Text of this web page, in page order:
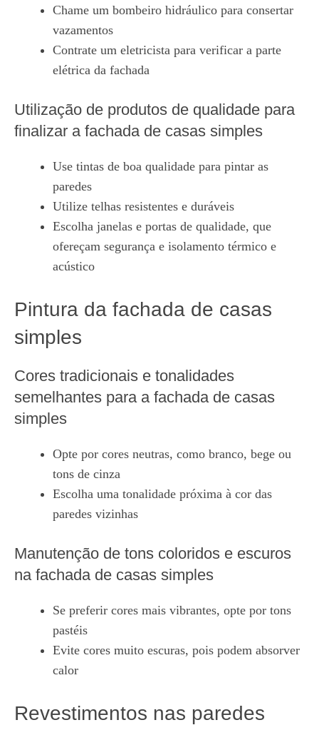
Chame um bombeiro hidráulico para consertar
vazamentos
Contrate um eletricista para verificar a parte
elétrica da fachada
Utilização de produtos de qualidade para
finalizar a fachada de casas simples
Use tintas de boa qualidade para pintar as
paredes
Utilize telhas resistentes e duráveis
Escolha janelas e portas de qualidade, que
ofereçam segurança e isolamento térmico e
acústico
Pintura da fachada de casas
simples
Cores tradicionais e tonalidades
semelhantes para a fachada de casas
simples
Opte por cores neutras, como branco, bege ou
tons de cinza
Escolha uma tonalidade próxima à cor das
paredes vizinhas
Manutenção de tons coloridos e escuros
na fachada de casas simples
Se preferir cores mais vibrantes, opte por tons
pastéis
Evite cores muito escuras, pois podem absorver
calor
Revestimentos nas paredes